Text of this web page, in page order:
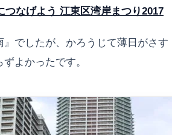
つなげよう 江東区湾岸まつり2017
』でしたが、かろうじて薄日がさす
よかったです。